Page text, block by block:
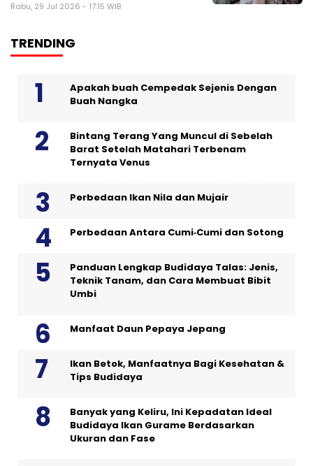
Rabu, 29 Jul 2026 - 17:15 WIB
TRENDING
Apakah buah Cempedak Sejenis Dengan
Buah Nangka
Bintang Terang Yang Muncul di Sebelah
Barat Setelah Matahari Terbenam
Ternyata Venus
Perbedaan Ikan Nila dan Mujair
Perbedaan Antara Cumi‑Cumi dan Sotong
Panduan Lengkap Budidaya Talas: Jenis,
Teknik Tanam, dan Cara Membuat Bibit
Umbi
Manfaat Daun Pepaya Jepang
Ikan Betok, Manfaatnya Bagi Kesehatan &
Tips Budidaya
Banyak yang Keliru, Ini Kepadatan Ideal
Budidaya Ikan Gurame Berdasarkan
Ukuran dan Fase